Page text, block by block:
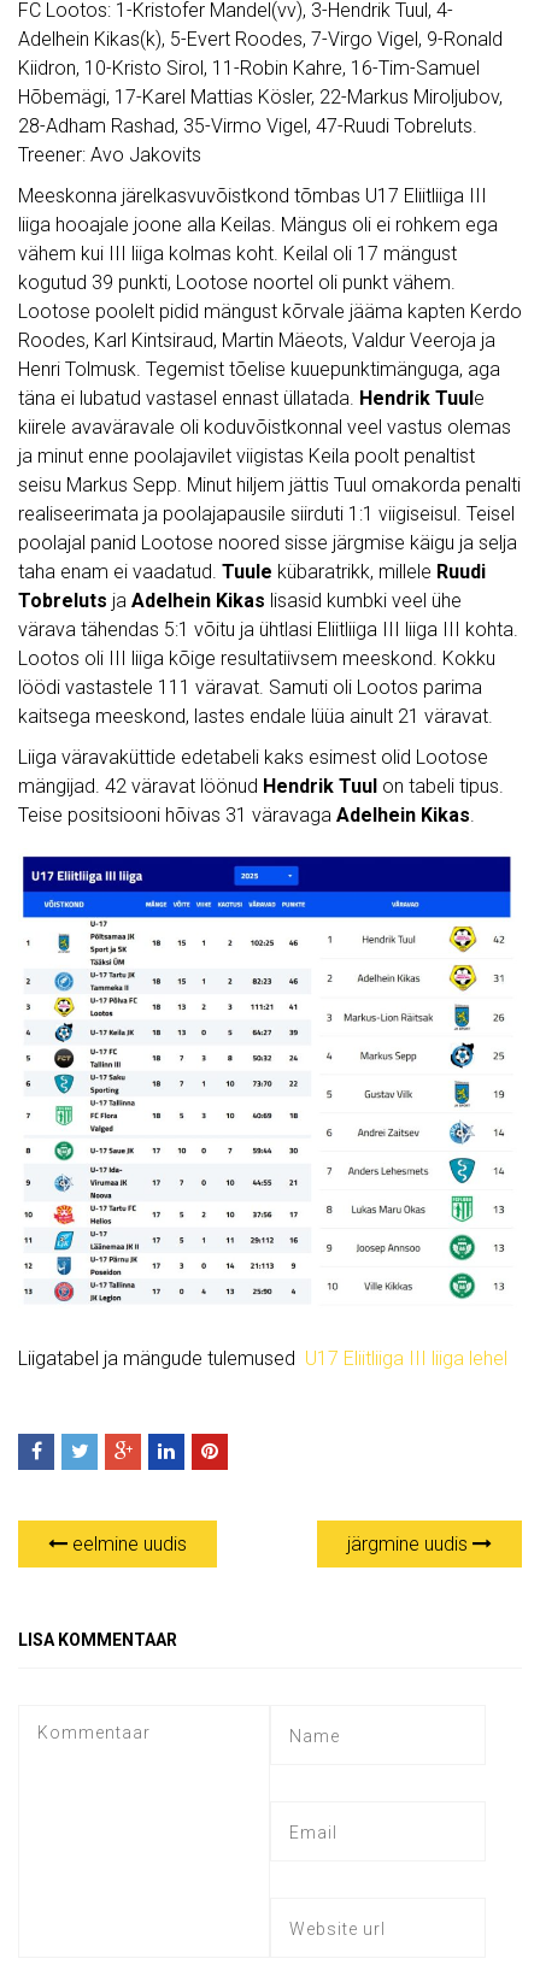
FC Lootos: 1-Kristofer Mandel(vv), 3-Hendrik Tuul, 4-
Adelhein Kikas(k), 5-Evert Roodes, 7-Virgo Vigel, 9-Ronald
Kiidron, 10-Kristo Sirol, 11-Robin Kahre, 16-Tim-Samuel
Hõbemägi, 17-Karel Mattias Kösler, 22-Markus Miroljubov,
28-Adham Rashad, 35-Virmo Vigel, 47-Ruudi Tobreluts.
Treener: Avo Jakovits
Meeskonna järelkasvuvõistkond tõmbas U17 Eliitliiga III
liiga hooajale joone alla Keilas. Mängus oli ei rohkem ega
vähem kui III liiga kolmas koht. Keilal oli 17 mängust
kogutud 39 punkti, Lootose noortel oli punkt vähem.
Lootose poolelt pidid mängust kõrvale jääma kapten Kerdo
Roodes, Karl Kintsiraud, Martin Mäeots, Valdur Veeroja ja
Henri Tolmusk. Tegemist tõelise kuuepunktimänguga, aga
täna ei lubatud vastasel ennast üllatada. Hendrik Tuule
kiirele avaväravale oli koduvõistkonnal veel vastus olemas
ja minut enne poolajavilet viigistas Keila poolt penaltist
seisu Markus Sepp. Minut hiljem jättis Tuul omakorda penalti
realiseerimata ja poolajapausile siirduti 1:1 viigiseisul. Teisel
poolajal panid Lootose noored sisse järgmise käigu ja selja
taha enam ei vaadatud. Tuule kübaratrikk, millele Ruudi
Tobreluts ja Adelhein Kikas lisasid kumbki veel ühe
värava tähendas 5:1 võitu ja ühtlasi Eliitliiga III liiga III kohta.
Lootos oli III liiga kõige resultatiivsem meeskond. Kokku
löödi vastastele 111 väravat. Samuti oli Lootos parima
kaitsega meeskond, lastes endale lüüa ainult 21 väravat.
Liiga väravaküttide edetabeli kaks esimest olid Lootose
mängijad. 42 väravat löönud Hendrik Tuul on tabeli tipus.
Teise positsiooni hõivas 31 väravaga Adelhein Kikas.
Liigatabel ja mängude tulemused U17 Eliitliiga III liiga lehel
eelmine uudis järgmine uudis
LISA KOMMENTAAR